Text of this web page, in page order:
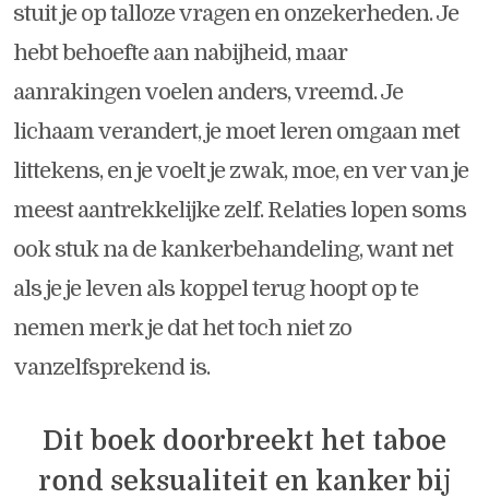
stuit je op talloze vragen en onzekerheden. Je
hebt behoefte aan nabijheid, maar
aanrakingen voelen anders, vreemd. Je
lichaam verandert, je moet leren omgaan met
littekens, en je voelt je zwak, moe, en ver van je
meest aantrekkelijke zelf. Relaties lopen soms
ook stuk na de kankerbehandeling, want net
als je je leven als koppel terug hoopt op te
nemen merk je dat het toch niet zo
vanzelfsprekend is.
Dit boek doorbreekt het taboe
rond seksualiteit en kanker bij